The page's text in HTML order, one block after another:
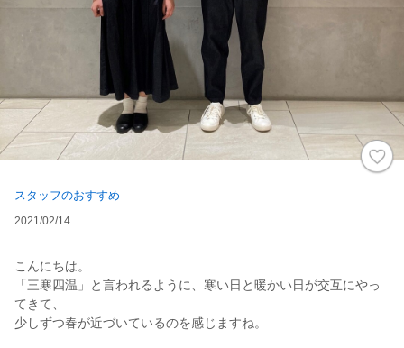
スタッフのおすすめ
2021/02/14
こんにちは。
「三寒四温」と言われるように、寒い日と暖かい日が交互にやっ
てきて、
少しずつ春が近づいているのを感じますね。